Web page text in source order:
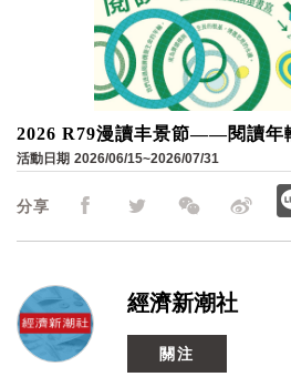
分享
經濟新潮社
關注
2026 R79漫讀丰景節——閱讀年
環書寫
活動日期 2026/06/15~2026/07/31